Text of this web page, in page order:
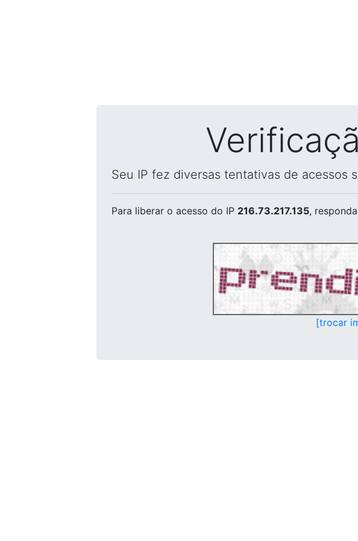
Seu IP fez diversas tentativas de acessos
Para liberar o acesso do IP 216.73.217.135,
[trocar